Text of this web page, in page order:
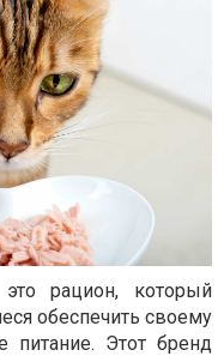
рацион, который
обеспечить своему
питание. Этот бренд